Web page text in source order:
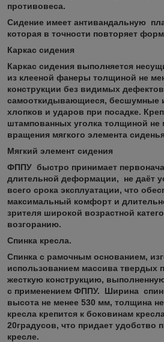
противовеса.
Сидение имеет антивандальную
которая в точности повторяет
Каркас сидения
Каркас сидения выполняется
из клееной фанеры толщиной не
конструкции без видимых
самооткидывающиеся, бесшумные
хлопков и ударов при посадке.
штампованных уголка толщиной не
вращения мягкого элемента
Мягкий элемент сидения
ФППУ быстро принимает
длительной деформации, не даёт
всего срока эксплуатации, что
максимальный комфорт и
зрителя широкой возрастной
возгоранию.
Спинка кресла.
Спинка с рамочным основанием,
использованием массива твердых
жесткую конструкцию,
с применением ФППУ. Ширина
высота не менее 530 мм, толщина
кресла крепится к боковинам
20градусов, что придает удобство